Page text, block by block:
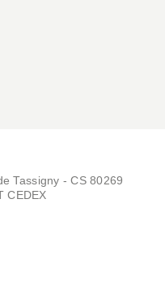
Tassigny - CS 80269
CEDEX